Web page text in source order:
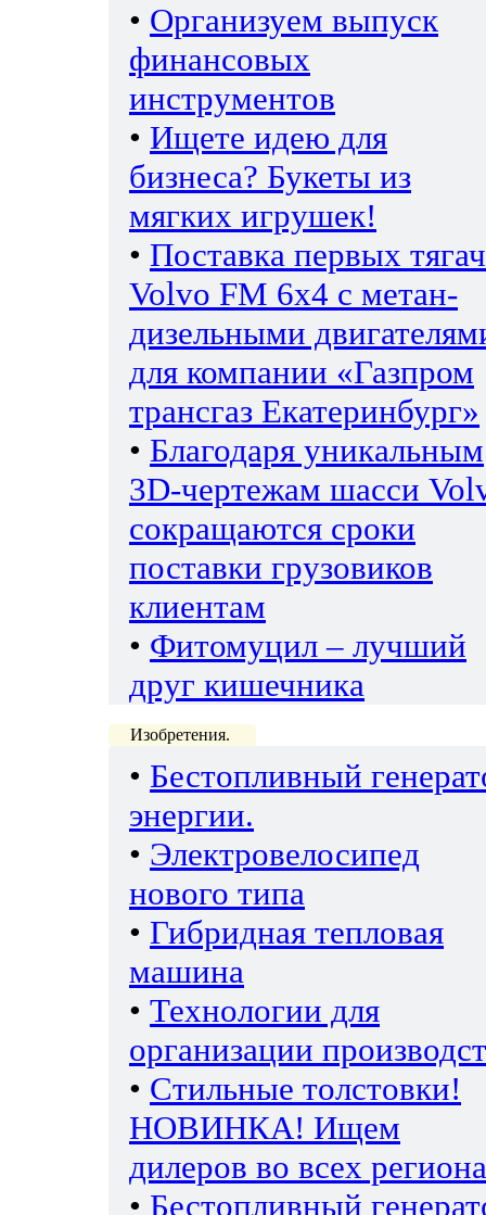
• Организуем выпуск
финансовых
инструментов
• Ищете идею для
бизнеса? Букеты из
мягких игрушек!
• Поставка первых
Volvo FM 6х4 с метан-
дизельными
для компании «Газпром
трансгаз Екатеринбург»
• Благодаря уникальным
3D-чертежам шасси
сокращаются сроки
поставки грузовиков
клиентам
• Фитомуцил – лучший
друг кишечника
Изобретения.
• Бестопливный
энергии.
• Электровелосипед
нового типа
• Гибридная тепловая
машина
• Технологии для
организации
• Стильные толстовки!
НОВИНКА! Ищем
дилеров во всех
• Бестопливный